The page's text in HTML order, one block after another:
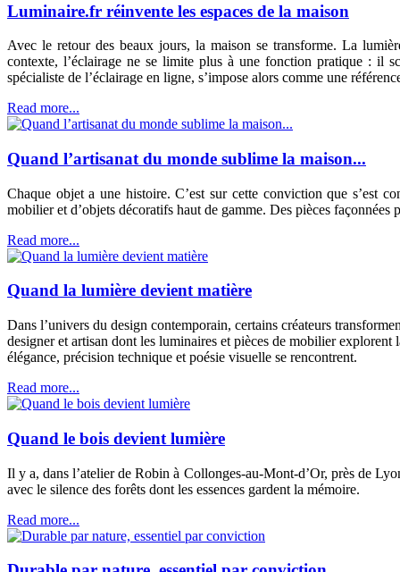
Luminaire.fr réinvente les espaces de la maison
Avec le retour des beaux jours, la maison se transforme. La
contexte, l’éclairage ne se limite plus à une fonction pratique : il
spécialiste de l’éclairage en ligne, s’impose alors comme une
Read more...
Quand l’artisanat du monde sublime la maison...
Chaque objet a une histoire. C’est sur cette conviction que s’est
mobilier et d’objets décoratifs haut de gamme. Des pièces
Read more...
Quand la lumière devient matière
Dans l’univers du design contemporain, certains créateurs
designer et artisan dont les luminaires et pièces de mobilier
élégance, précision technique et poésie visuelle se rencontrent.
Read more...
Quand le bois devient lumière
Il y a, dans l’atelier de Robin à Collonges-au-Mont-d’Or, près de
avec le silence des forêts dont les essences gardent la mémoire.
Read more...